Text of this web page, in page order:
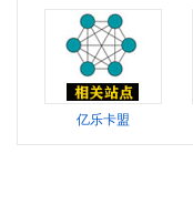
亿乐卡盟